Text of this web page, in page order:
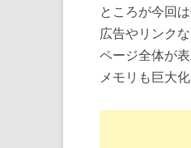
ところが今回
広告やリンク
ページ全体が
メモリも巨大